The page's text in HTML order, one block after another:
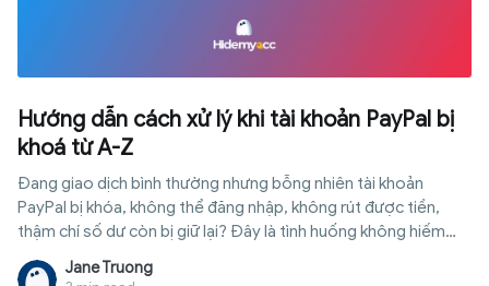
Hướng dẫn cách xử lý khi tài khoản PayPal bị
khoá từ A-Z
Đang giao dịch bình thường nhưng bỗng nhiên tài khoản
PayPal bị khóa, không thể đăng nhập, không rút được tiền,
thậm chí số dư còn bị giữ lại? Đây là tình huống không hiếm
gặp với người bán hàng online, người làm việc tự do hoặc
những ai thường xuyên nhận thanh toán quốc tế. Nguyên nhân
Jane Truong